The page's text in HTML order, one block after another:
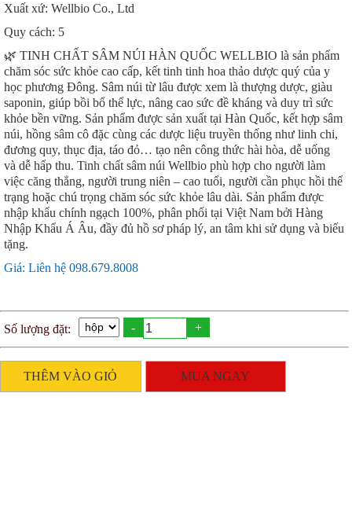
Xuất xứ: Wellbio Co., Ltd
Quy cách: 5
🌿 TINH CHẤT SÂM NÚI HÀN QUỐC WELLBIO là sản phẩm
chăm sóc sức khỏe cao cấp, kết tinh tinh hoa thảo dược quý của y
học phương Đông. Sâm núi từ lâu được xem là thượng dược, giàu
saponin, giúp bồi bổ thể lực, nâng cao sức đề kháng và duy trì sức
khỏe bền vững. Sản phẩm được sản xuất tại Hàn Quốc, kết hợp sâm
núi, hồng sâm cô đặc cùng các dược liệu truyền thống như linh chi,
đương quy, thục địa, táo đỏ… tạo nên công thức hài hòa, dễ uống
và dễ hấp thu. Tinh chất sâm núi Wellbio phù hợp cho người làm
việc căng thẳng, người trung niên – cao tuổi, người cần phục hồi thể
trạng hoặc chú trọng chăm sóc sức khỏe lâu dài. Sản phẩm được
nhập khẩu chính ngạch 100%, phân phối tại Việt Nam bởi Hàng
Nhập Khẩu Á Âu, đầy đủ hồ sơ pháp lý, an tâm khi sử dụng và biếu
tặng.
Giá: Liên hệ 098.679.8008
Số lượng đặt: - +
THÊM VÀO GIỎ MUA NGAY